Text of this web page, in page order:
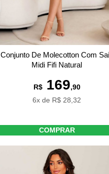
Conjunto De Molecotton Com
Midi Fifi Natural
R$169,90
6x de R$ 28,32
COMPRAR